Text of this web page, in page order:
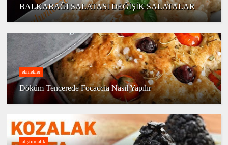
BALKABAĞI SALATASI DEĞİŞİK SALATALAR
ekmekler
Döküm Tencerede Focaccia Nasıl Yapılır
atıştırmalık